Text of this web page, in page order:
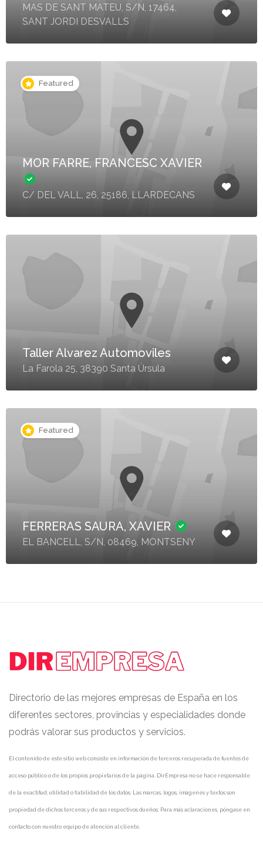
MAS DE SANT MATEU, S/N, 17464,
SANT JORDI DESVALLS
Featured
MOR FARRE, FRANCESC XAVIER
C/ DEL VALL, 26, 25186, LLARDECANS
Taller Alvarez Automoviles
La Farola 25, 38390 Santa Úrsula
Featured
FERRERAS SAURA, XAVIER
EL BANCELL, S/N, 08469, MONTSENY
Directorio de las mejores empresas de España en los
diferentes sectores, provincias y especialidades donde
podrás valorar sus productos y servicios.
El contenido de este sitio web consiste en información de terceros recuperada de fuentes de
acceso público o de los propios propietarios de la página. DirEmpresa no se hace responsable
de la exactitud, utilidad o fiabilidad de los datos. Las marcas, logos, imágenes y textos son
propiedad de dichos terceros y de sus respectivos dueños. Para más aclaraciones, póngase en
contacto con nuestro equipo de atención al cliente.